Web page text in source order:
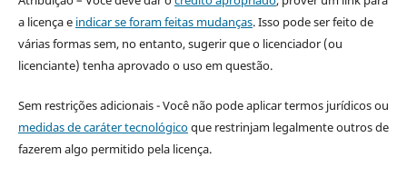
a licença e indicar se foram feitas mudanças. Isso pode ser feito de
várias formas sem, no entanto, sugerir que o licenciador (ou
licenciante) tenha aprovado o uso em questão.
Sem restrições adicionais - Você não pode aplicar termos jurídicos ou
medidas de caráter tecnológicoque restrinjam legalmente outros de
fazerem algo permitido pela licença.